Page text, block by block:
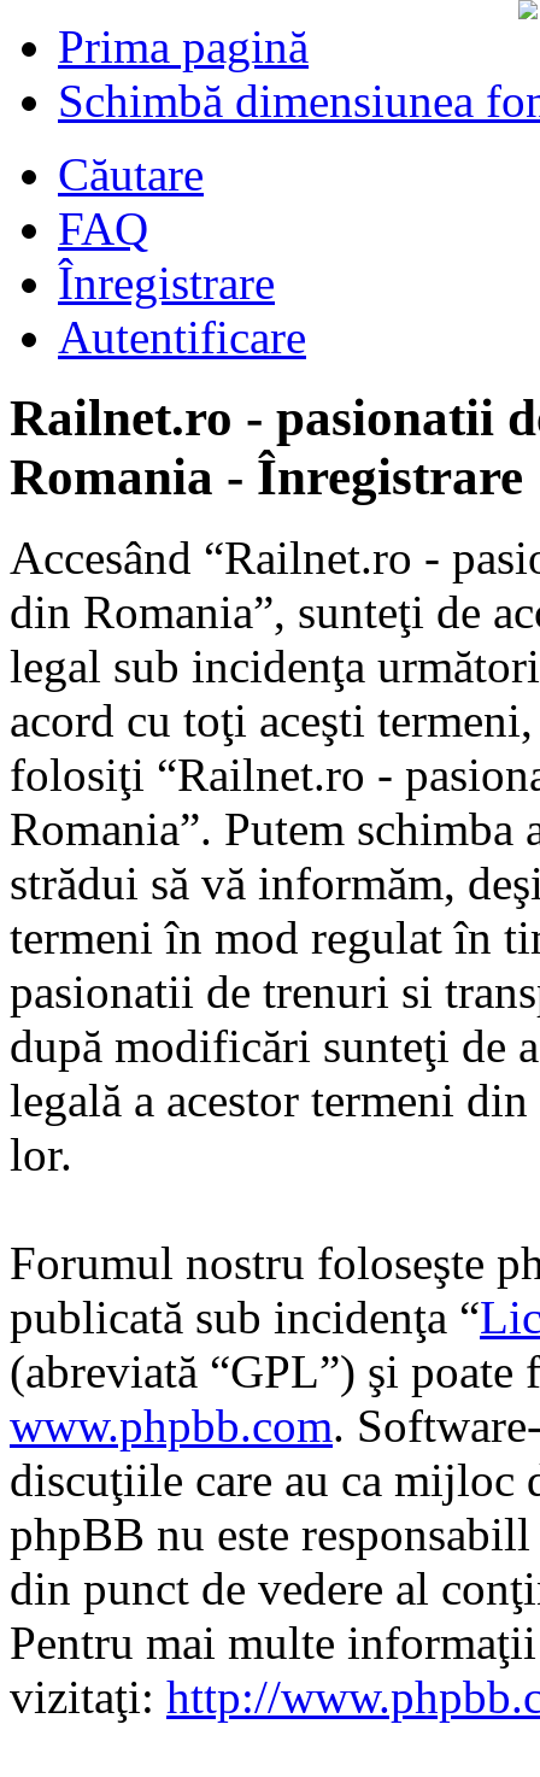
Prima pagină
Schimbă dimensiunea
Căutare
FAQ
Înregistrare
Autentificare
Railnet.ro - pasionatii
Romania - Înregistrare
Accesând “Railnet.ro -
din Romania”, sunteţi de
legal sub incidenţa
acord cu toţi aceşti
folosiţi “Railnet.ro -
Romania”. Putem
strădui să vă informăm,
termeni în mod regulat în
pasionatii de trenuri si
după modificări sunteţi de
legală a acestor termeni
lor.
Forumul nostru foloseşte
publicată sub incidenţa “
(abreviată “GPL”) şi poate
www.phpbb.com.
discuţiile care au ca mijloc
phpBB nu este
din punct de vedere al
Pentru mai multe
vizitaţi: http://